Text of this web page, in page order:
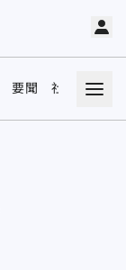
要聞 社會 娛樂